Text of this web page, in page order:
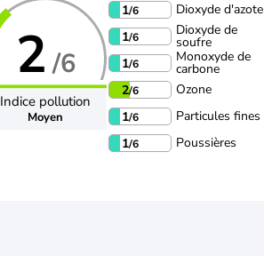
2 /6
Indice pollution
Moyen
1/6
Dioxyde d'azote
1/6 Dioxyde de
soufre
1/6 Monoxyde de
carbone
2/6
Ozone
1/6
Particules fines
1/6 Poussières